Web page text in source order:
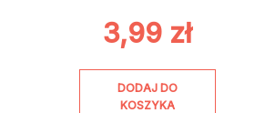
3,99 zł
DODAJ DO
KOSZYKA